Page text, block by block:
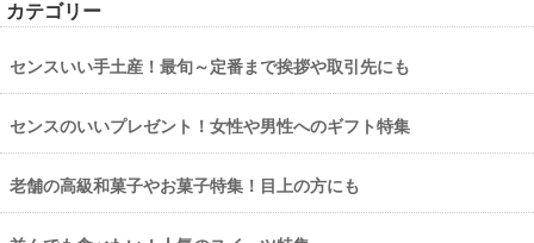
カテゴリー
センスいい手土産！最旬～定番まで挨拶や取引先にも
センスのいいプレゼント！女性や男性へのギフト特集
老舗の高級和菓子やお菓子特集！目上の方にも